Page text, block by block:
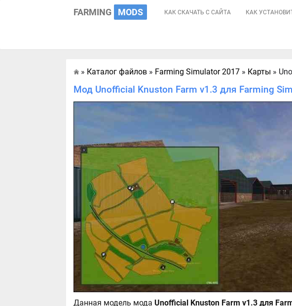
FARMING MODS КАК СКАЧАТЬ С САЙТА КАК
Главная
» Каталог файлов » Farming Simulator 2017 » Карты »
Мод Unofficial Knuston Farm v1.3 для Farming
Данная модель мода